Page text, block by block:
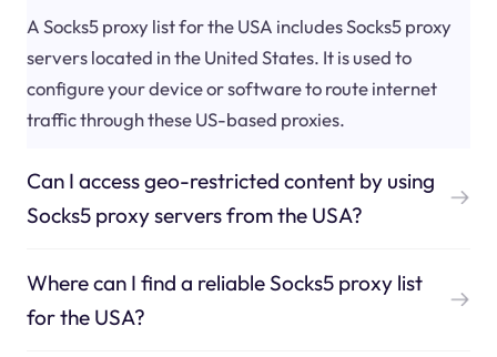
A Socks5 proxy list for the USA includes Socks5 proxy
servers located in the United States. It is used to
configure your device or software to route internet
traffic through these US-based proxies.
Can I access geo-restricted content by using
Socks5 proxy servers from the USA?
Where can I find a reliable Socks5 proxy list
for the USA?